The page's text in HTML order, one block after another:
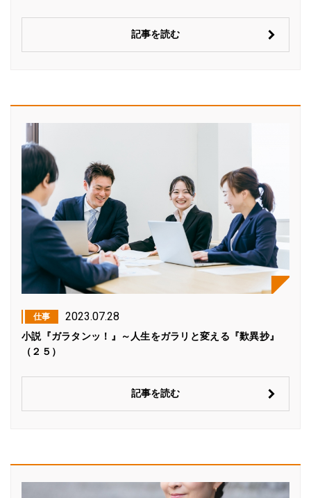
記事を読む
仕事 2023.07.28
小説『ガラタンッ！』～人生をガラリと変える『歎異抄』
（２５）
記事を読む